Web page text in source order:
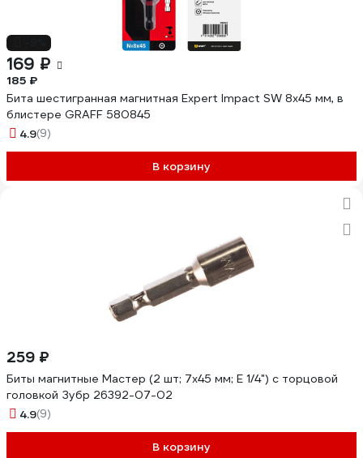
169 ₽
185 ₽
Бита шестигранная магнитная Expert Impact SW 8x45 мм, в
блистере GRAFF 580845
4.9(9)
В корзину
259 ₽
Биты магнитные Мастер (2 шт; 7x45 мм; E 1/4") с торцовой
головкой Зубр 26392-07-02
4.9(9)
В корзину